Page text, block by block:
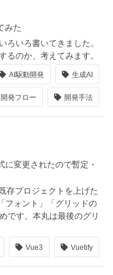
みた
ろいろ書いてきました。
るのか、考えてみます。
AI駆動開発 生成AI
開発フロー 開発手法
変更されたので暫定・
存プロジェクトを上げた
フォント」「グリッドの
です。本丸は最後のグリ
Vue3 Vuetify